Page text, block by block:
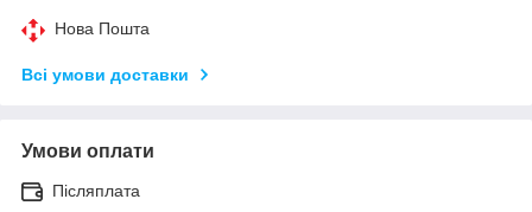
Нова Пошта
Всі умови доставки
Умови оплати
Післяплата